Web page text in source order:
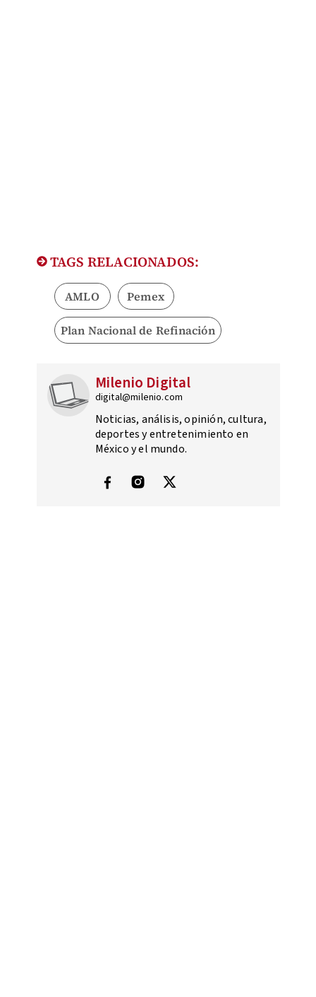
TAGS RELACIONADOS:
AMLO Pemex
Plan Nacional de Refinación
Milenio Digital
digital@milenio.com
Noticias, análisis, opinión, cultura,
deportes y entretenimiento en
México y el mundo.